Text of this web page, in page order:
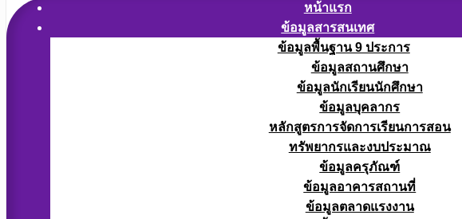
หน้าแรก
ข้อมูลสารสนเทศ
ข้อมูลพื้นฐาน 9 ประการ
ข้อมูลสถานศึกษา
ข้อมูลนักเรียนนักศึกษา
ข้อมูลบุคลากร
หลักสูตรการจัดการเรียนการสอน
ทรัพยากรและงบประมาณ
ข้อมูลครุภัณฑ์
ข้อมูลอาคารสถานที่
ข้อมูลตลาดแรงงาน